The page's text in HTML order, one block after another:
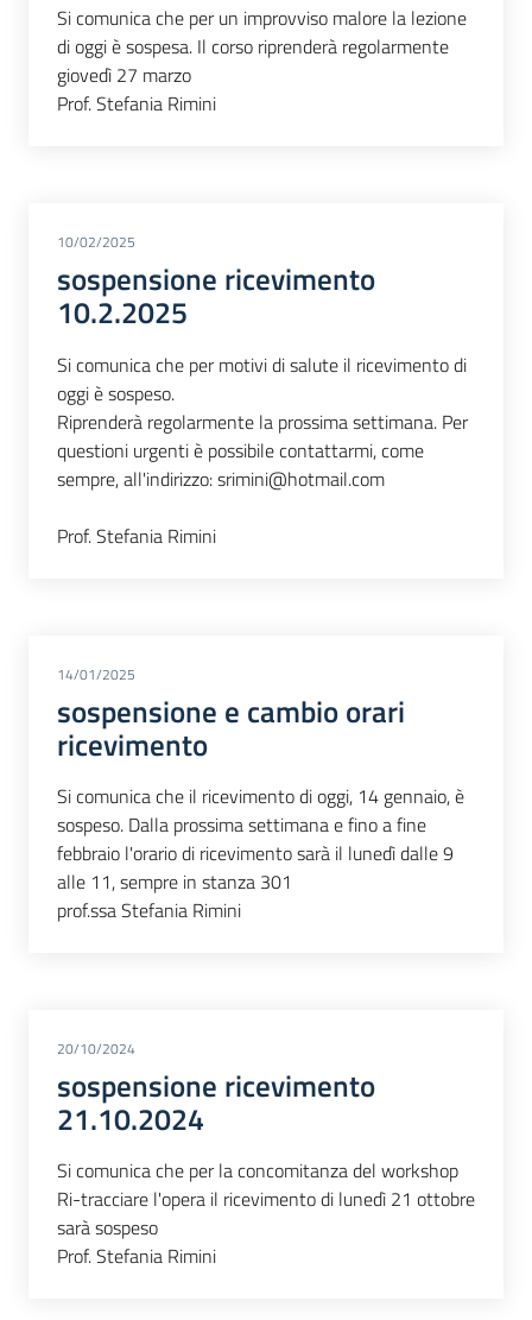
Si comunica che per un improvviso malore la lezione
di oggi è sospesa. Il corso riprenderà regolarmente
giovedì 27 marzo
Prof. Stefania Rimini
10/02/2025
sospensione ricevimento
10.2.2025
Si comunica che per motivi di salute il ricevimento di
oggi è sospeso.
Riprenderà regolarmente la prossima settimana. Per
questioni urgenti è possibile contattarmi, come
sempre, all'indirizzo: srimini@hotmail.com
Prof. Stefania Rimini
14/01/2025
sospensione e cambio orari
ricevimento
Si comunica che il ricevimento di oggi, 14 gennaio, è
sospeso. Dalla prossima settimana e fino a fine
febbraio l'orario di ricevimento sarà il lunedì dalle 9
alle 11, sempre in stanza 301
prof.ssa Stefania Rimini
20/10/2024
sospensione ricevimento
21.10.2024
Si comunica che per la concomitanza del workshop
Ri-tracciare l'opera il ricevimento di lunedì 21 ottobre
sarà sospeso
Prof. Stefania Rimini